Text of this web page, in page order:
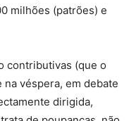
milhões (patrões) e
contributivas (que o
véspera, em debate
dirigida,